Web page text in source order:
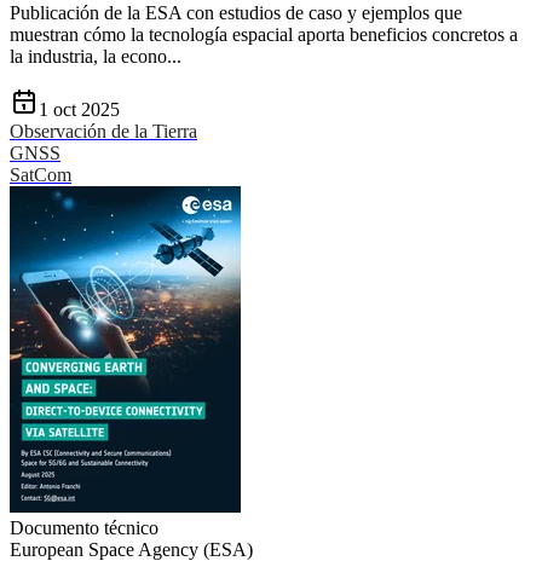
Publicación de la ESA con estudios de caso y ejemplos que
muestran cómo la tecnología espacial aporta beneficios concretos a
la industria, la econo...
1 oct 2025
Observación de la Tierra
GNSS
SatCom
Documento técnico
European Space Agency (ESA)